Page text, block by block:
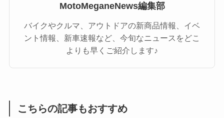
MotoMeganeNews編集部
バイクやクルマ、アウトドアの新商品情報、イベ
ント情報、新車速報など、今旬なニュースをどこ
よりも早くご紹介します♪
こちらの記事もおすすめ